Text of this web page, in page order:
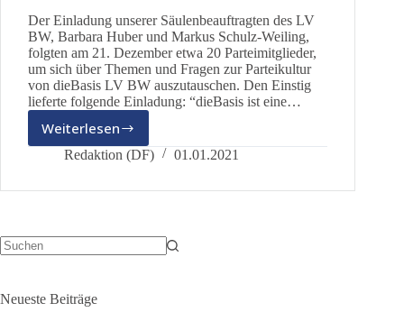
Der Einladung unserer Säulenbeauftragten des LV
BW, Barbara Huber und Markus Schulz-Weiling,
folgten am 21. Dezember etwa 20 Parteimitglieder,
um sich über Themen und Fragen zur Parteikultur
von dieBasis LV BW auszutauschen. Den Einstig
lieferte folgende Einladung: “dieBasis ist eine…
Weiterlesen
Kultur-
Dialog
den
Redaktion (DF) 01.01.2021
Neueste Beiträge